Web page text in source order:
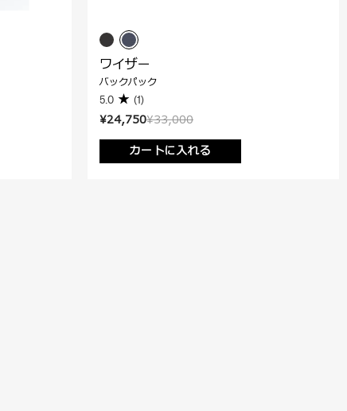
¥33,000
¥24,750
カートに入れる
ワイザー
バックパック
5.0 (1)